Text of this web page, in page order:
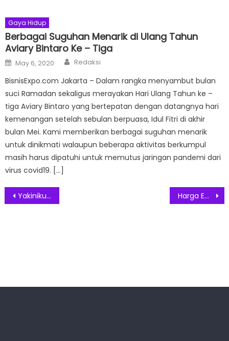
Gaya Hidup
Berbagai Suguhan Menarik di Ulang Tahun
Aviary Bintaro Ke – Tiga
Posted
on
May 6, 2020 Author
Redaksi
BisnisExpo.com Jakarta – Dalam rangka menyambut bulan
suci Ramadan sekaligus merayakan Hari Ulang Tahun ke –
tiga Aviary Bintaro yang bertepatan dengan datangnya hari
kemenangan setelah sebulan berpuasa, Idul Fitri di akhir
bulan Mei. Kami memberikan berbagai suguhan menarik
untuk dinikmati walaupun beberapa aktivitas berkumpul
masih harus dipatuhi untuk memutus jaringan pandemi dari
virus covid19. […]
Post
Yakiniku Great Hadirkan Konsep Yakiniku Omakase Pertama di Indonesia Harga Emas Antam Melonjak Rp 27.000